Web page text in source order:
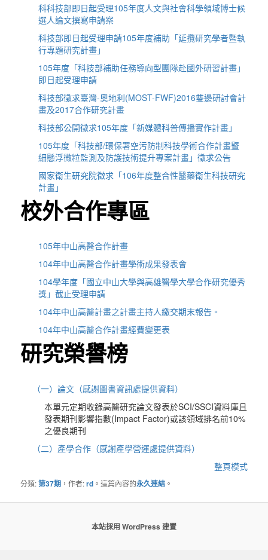
科科技部即日起受理105年度人文與社會科學領域博士候
選人論文撰寫申請案
科技部即日起受理申請105年度補助「延攬研究學者暨執
行專題研究計畫」
105年度「科技部補助任務導向型團隊赴國外研習計畫」
即日起受理申請
科技部徵求臺灣-奧地利(MOST-FWF)2016雙邊研討會計
畫及2017合作研究計畫
科技部公開徵求105年度「新媒體科普傳播實作計畫」
105年度「科技部/環保署空污防制科技學術合作計畫暨
細懸浮微粒監測及防護技術提升專案計畫」徵求公告
國家衛生研究院徵求「106年度整合性醫藥衛生科技研究
計畫」
校外合作專區
105年中山高醫合作計畫
104年中山高醫合作計畫學術成果發表會
104學年度「國立中山大學與高雄醫學大學合作研究優秀
獎」截止受理申請
104年中山高醫計畫之計畫主持人繳交期末報告。
104年中山高醫合作計畫經費變更表
研究榮譽榜
（一）論文（感謝圖書資訊處提供資料）
本單元定期收錄高醫研究論文發表於SCI/SSCI資料庫且
發表期刊影響指數(Impact Factor)或該領域排名前10%
之優良期刊
（二）產學合作（感謝產學營運處提供資料）
整頁模式
分類:第37期 ，作者:rd 。這篇內容的永久連結 。
本站採用 WordPress 建置